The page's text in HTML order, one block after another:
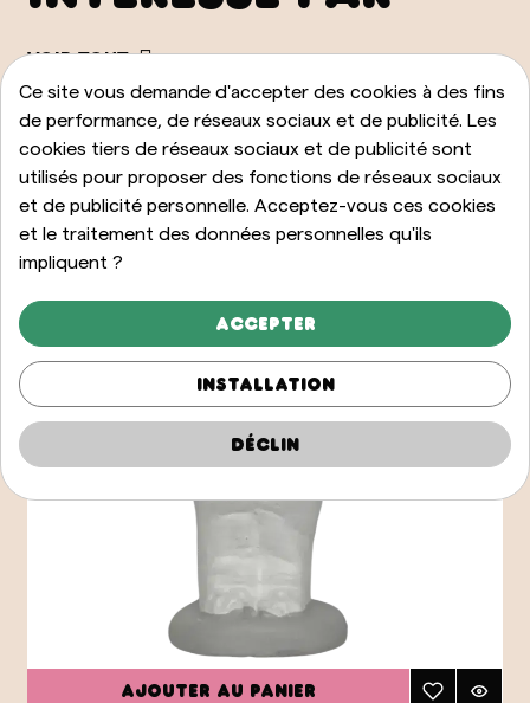
VOIR TOUT
Ajouter au panier
Ce site vous demande d'accepter des cookies à des fins
de performance, de réseaux sociaux et de publicité. Les
cookies tiers de réseaux sociaux et de publicité sont
utilisés pour proposer des fonctions de réseaux sociaux
et de publicité personnelle. Acceptez-vous ces cookies
et le traitement des données personnelles qu'ils
impliquent ?
Accepter
Installation
Déclin